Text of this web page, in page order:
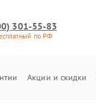
301-55-83
по РФ
Акции и скидки